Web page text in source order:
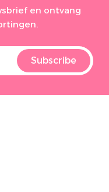
en ontvang
Subscribe